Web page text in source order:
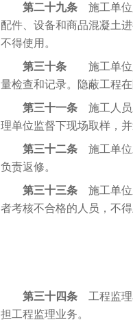
第二十九条 施工单位
配件、设备和商品混凝土
不得使用。
第三十条 施工单位必
量检查和记录。隐蔽工程
第三十一条 施工人员
理单位监督下现场取样，
第三十二条 施工单位
负责返修。
第三十三条 施工单位
者考核不合格的人员，不
第三十四条 工程监理
担工程监理业务。